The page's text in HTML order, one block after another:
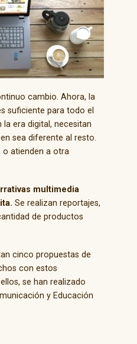
cambio. Ahora, la
suficiente para todo el
la era digital, necesitan
sea diferente al resto.
o atienden a otra
multimedia
Se realizan reportajes,
de productos
cinco propuestas de
con estos
se han realizado
y Educación